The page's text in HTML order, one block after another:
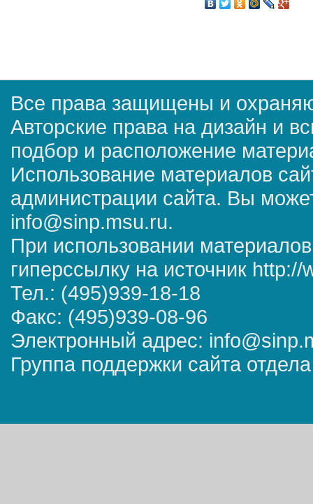
Все права защищены и
Авторские права на дизайн и
подбор и расположение
Использование материалов
администрации сайта. Вы
info@sinp.msu.ru.
При использовании
гиперссылку на источник
Тел.: (495)939-18-18
Факс: (495)939-08-96
Электронный адрес:
Группа поддержки сайта